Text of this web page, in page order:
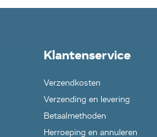
Klantenservice
Verzendkosten
Verzending en levering
Betaalmethoden
Herroeping en annuleren